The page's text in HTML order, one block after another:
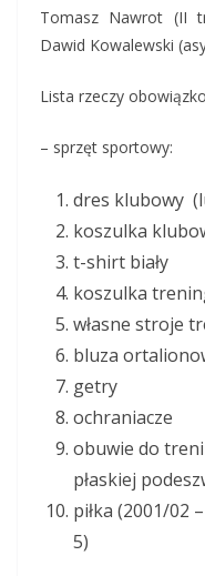
Tomasz Nawrot (II
Dawid Kowalewski
Lista rzeczy
– sprzęt sportowy:
dres klubowy
koszulka
t-shirt biały
koszulka
własne stroje
bluza
getry
ochraniacze
obuwie do
płaskiej
piłka (2001/02
5)